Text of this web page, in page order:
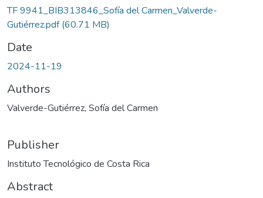
TF 9941_BIB313846_Sofía del Carmen_Valverde-
Gutiérrez.pdf(60.71 MB)
Date
2024-11-19
Authors
Valverde-Gutiérrez, Sofía del Carmen
Publisher
Instituto Tecnológico de Costa Rica
Abstract